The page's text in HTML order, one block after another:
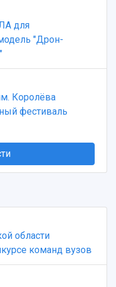
для
"Дрон-
Королёва
фестиваль
области
команд вузов